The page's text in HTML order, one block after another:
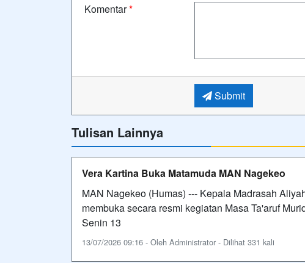
Komentar*
Submit
Tulisan Lainnya
Vera Kartina Buka Matamuda MAN Nagekeo
MAN Nagekeo (Humas) --- Kepala Madrasah
membuka secara resmi kegiatan Masa Ta'aruf
Senin 13
13/07/2026 09:16 - Oleh Administrator - Dilihat 331 kali